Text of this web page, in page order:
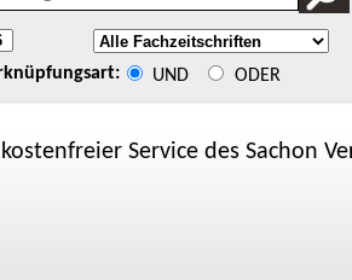
UND ODER
Service des Sachon